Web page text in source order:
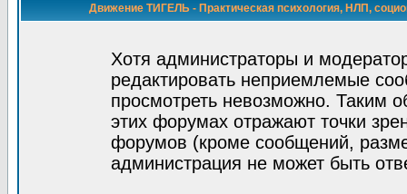
Движение ТИГЕЛЬ - Практическая психология, НЛП,
Хотя администраторы и
редактировать неприемлемые
просмотреть невозможно. Таким
этих форумах отражают точки
форумов (кроме сообщений,
администрация не может быть